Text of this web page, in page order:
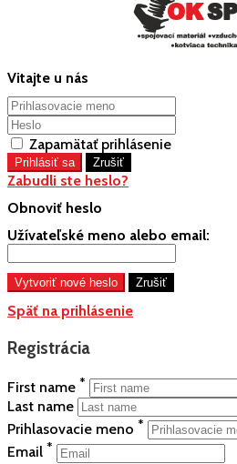
Vitajte u nás
Zapamätať prihlásenie
Zabudli ste heslo?
Obnoviť heslo
Užívateľské meno alebo email:
Späť na prihlásenie
Registrácia
First name *
Last name
Prihlasovacie meno *
Email *